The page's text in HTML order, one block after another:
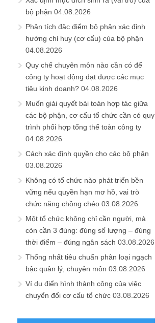
bộ phận 04.08.2026
Phân tích đặc điểm bộ phận xác định
hướng chỉ huy (cơ cấu) của bộ phận
04.08.2026
Quy chế chuyên môn nào cần có để
công ty hoạt động đạt được các mục
tiêu kinh doanh? 04.08.2026
Muốn giải quyết bài toán hợp tác giữa
các bộ phận, cơ cấu tổ chức cần có quy
trình phối hợp tổng thể toàn công ty
04.08.2026
Cách xác định quyền cho các bộ phận
03.08.2026
Không có tổ chức nào phát triển bền
vững nếu quyền hạn mơ hồ, vai trò
chức năng chồng chéo 03.08.2026
Một tổ chức không chỉ cần người, mà
còn cần 3 đúng: đúng số lượng – đúng
thời điểm – đúng ngân sách 03.08.2026
Thống nhất tiêu chuẩn phân loại ngạch
bậc quản lý, chuyên môn 03.08.2026
Ví dụ điển hình thành công của việc
chuyển đổi cơ cấu tổ chức 03.08.2026